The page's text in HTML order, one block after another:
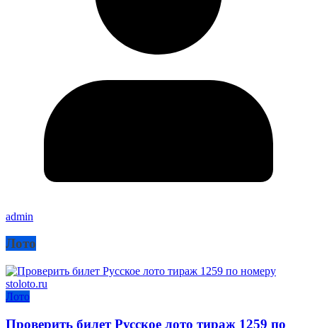
admin
Лото
Лото
Проверить билет Русское лото тираж 1259 по